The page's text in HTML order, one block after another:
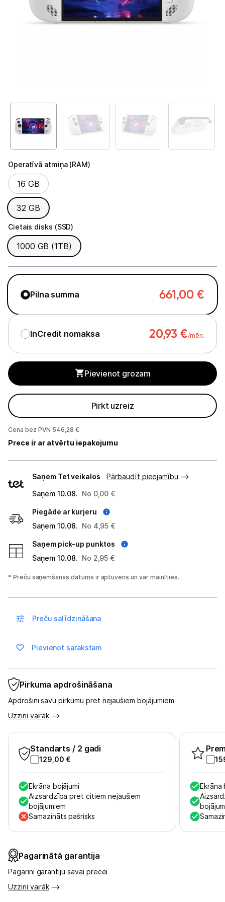
Telefoni, planšetdatori
Sports un atpūta
Ražotāju atjaunota tehnika
Vēlmju saraksts
Blogs
Piegāde un apmaksa
Tehnikas izvešana
Kontakti
Informācija
Operatīvā atmiņa (RAM)
Operatīvā atmiņa (RAM)
16 GB
32 GB
Cietais disks (SSD)
Cietais disks (SSD)
1000 GB (1TB)
Pilna summa 661,00 €
InCredit nomaksa 20,93 €/mēn.
Pievienot grozam
Pirkt uzreiz
Cena bez PVN 546,28 €
Prece ir ar atvērtu iepakojumu
veidi
Saņem Tet veikalos
Pārbaudīt pieejamību
Saņem 10.08. No 0,00 €
Piegāde ar kurjeru
Saņem 10.08. No 4,95 €
Saņem pick-up punktos
Saņem 10.08. No 2,95 €
* Preču saņemšanas datums ir aptuvens un var mainīties.
Preču salīdzināšana
Pievienot sarakstam
Pirkuma apdrošināšana
Apdrošini savu pirkumu pret nejaušiem bojājumiem
Uzzini vairāk
Standarts / 2 gadi
129,00 €
Ekrāna bojājumi
Aizsardzība pret citiem nejaušiem
bojājumiem
Samazināts pašrisks
Ekrāna
Pagarinātā garantija
Pagarini garantiju savai precei
Uzzini vairāk